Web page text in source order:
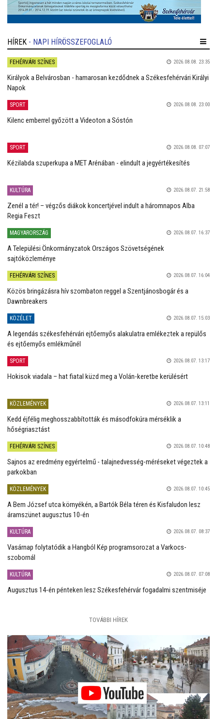
HÍREK - NAPI HÍRÖSSZEFOGLALÓ
FEHÉRVÁRI SZÍNES 2026.08.08. 23:35
Királyok a Belvárosban - hamarosan kezdődnek a Székesfehérvári Királyi
Napok
SPORT 2026.08.08. 23:00
Kilenc emberrel győzött a Videoton a Sóstón
SPORT 2026.08.08. 07:07
Kézilabda szuperkupa a MET Arénában - elindult a jegyértékesítés
KULTÚRA 2026.08.07. 21:58
Zenél a tér! – végzős diákok koncertjével indult a háromnapos Alba
Regia Feszt
MAGYARORSZÁG 2026.08.07. 16:37
A Települési Önkormányzatok Országos Szövetségének
sajtóközleménye
FEHÉRVÁRI SZÍNES 2026.08.07. 16:04
Közös bringázásra hív szombaton reggel a Szentjánosbogár és a
Dawnbreakers
KÖZÉLET 2026.08.07. 15:03
A legendás székesfehérvári ejtőernyős alakulatra emlékeztek a repülős
és ejtőernyős emlékműnél
SPORT 2026.08.07. 13:17
Hokisok viadala – hat fiatal küzd meg a Volán-keretbe kerülésért
KÖZLEMÉNYEK 2026.08.07. 13:11
Kedd éjfélig meghosszabbították és másodfokúra mérséklik a
hőségriasztást
FEHÉRVÁRI SZÍNES 2026.08.07. 10:48
Sajnos az eredmény egyértelmű - talajnedvesség-méréseket végeztek a
parkokban
KÖZLEMÉNYEK 2026.08.07. 10:45
A Bem József utca környékén, a Bartók Béla téren és Kisfaludon lesz
áramszünet augusztus 10-én
KULTÚRA 2026.08.07. 08:37
Vasárnap folytatódik a Hangból Kép programsorozat a Varkocs-
szobornál
KULTÚRA 2026.08.07. 07:08
Augusztus 14-én pénteken lesz Székesfehérvár fogadalmi szentmiséje
TOVÁBBI HÍREK